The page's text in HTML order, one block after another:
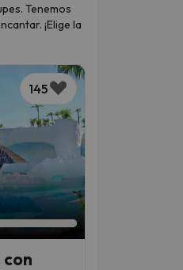
Tenemos
¡Elige la
145